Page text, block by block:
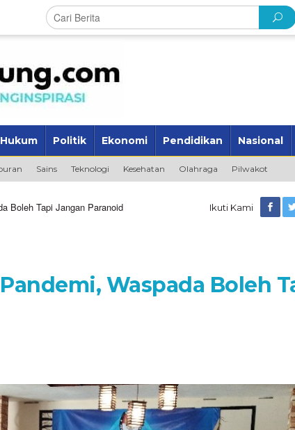
Hukum Politik Ekonomi Pendidikan Nasional
Sains Teknologi Kesehatan Olahraga Pilwakot
Boleh Tapi Jangan Paranoid Ikuti Kami
Waspada Boleh